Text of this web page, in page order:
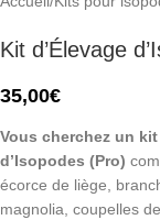
Kit d’Élevage
35,00€
Vous cherchez un
d’Isopodes (Pro)
écorce de liège,
magnolia, coupelles